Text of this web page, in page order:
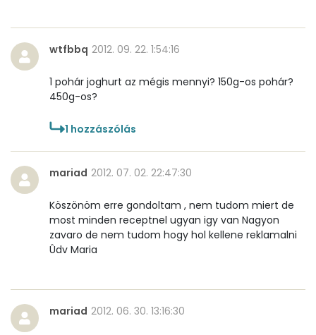
Niacin - B3 vitamin:
0 mg
Folsav - B9-vitamin:
Kolin:
β-karotin
9 micro
β-crypt
Likopin
0 micro
wtfbbq 2012. 09. 22. 1:54:16
1 pohár joghurt az mégis mennyi? 150g-os pohár?
450g-os?
1 hozzászólás
mariad 2012. 07. 02. 22:47:30
Köszönöm erre gondoltam , nem tudom miert de
most minden receptnel ugyan igy van Nagyon
zavaro de nem tudom hogy hol kellene reklamalni
Ûdv Maria
mariad 2012. 06. 30. 13:16:30